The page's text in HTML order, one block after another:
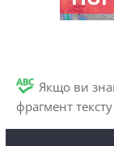
Якщо ви
фрагмент